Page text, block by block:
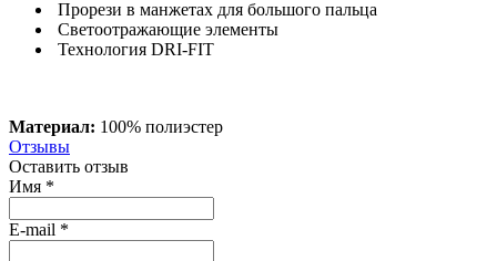
Прорези в манжетах для большого пальца
Светоотражающие элементы
Технология DRI-FIT
Материал: 100% полиэстер
Отзывы
Оставить отзыв
Имя *
E-mail *